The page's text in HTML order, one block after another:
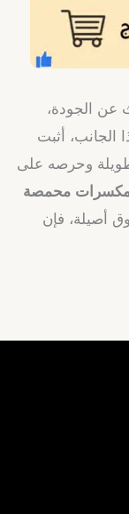
عن الجودة،
الجانب، أثبت
وحرصه على
محمصة
أصيلة، فإن